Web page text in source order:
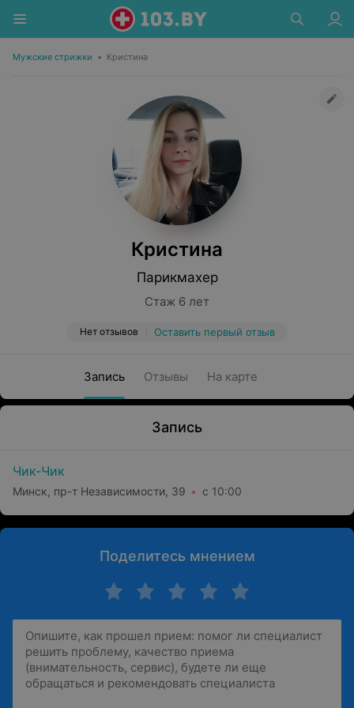
Мужские стрижки • Кристина
Кристина
Парикмахер
Стаж 6 лет
Нет отзывов Оставить первый отзыв
Запись Отзывы На карте
Запись
Чик-Чик
Минск, пр-т Независимости, 39 с 10:00
Поделитесь мнением